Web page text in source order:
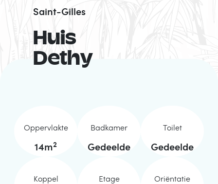
Huis
Dethy
Saint-Gilles
Oppervlakte
14m2
Badkamer
Gedeelde
Toilet
Gedeelde
Koppel Etage Oriëntatie